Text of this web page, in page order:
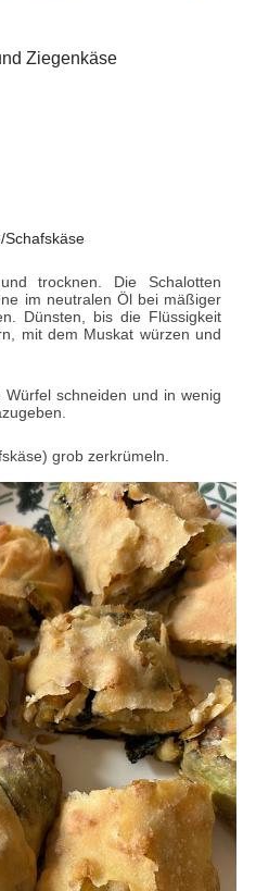
Ziegenkäse
Schafskäse
trocknen. Die Schalotten
im neutralen Öl bei mäßiger
Dünsten, bis die Flüssigkeit
mit dem Muskat würzen und
schneiden und in wenig
grob zerkrümeln.